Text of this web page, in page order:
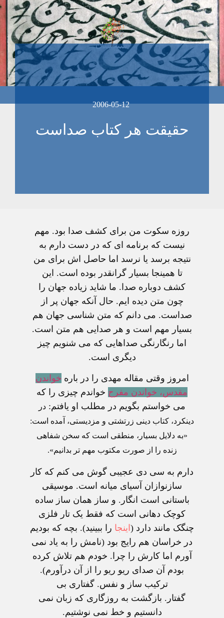
2006-05-12
حقيقت هر کتاب صداست
روزه سکوت من برای کشف صدا بود. مهم
نيست که برنامه ای که در دست دارم به
نتيجه برسد يا نرسد اما حاصل اش برای من
تا همينجا بسيار گرانقدر بوده است. اين
کشف دوباره صدا. ما شايد زياده جهان را
چون متن ديده ايم. حال آنکه جهان پر از
صداست. می دانم که متن شناسی جهان هم
بسيار مهم است و هر صدايی هم متن است.
اما رنگارنگی صداهايی که می شنويم چيز
ديگری است.
امروز وقتی مقاله مهدی را در باره خواندن
مقدس، خواندن مفرح خواندم چيزی را که
می خواستم بگويم در مطلب او يافتم: در
دينکرد، کتاب دينی زرتشتی و مزديستی، آمده است:
«به دلايل بسيار، منطقی است که سخن شفاهی
زنده را از صورت مکتوب مهم‌ تر بدانيم».
دارم به سی دی عجيبی گوش می کنم که کار
سازنوازان آسيای ميانه است. موسيقی
باستانی است انگار. و ساز همان ساز ساده
کوچک دهانی است که فقط يک تار فلزی
چنگک مانند دارد (اينجا را ببينيد). بچه که بوديم
در خراسان هم رايج بود (نامش را به ياد نمی
آورم اما کارش را چرا. خودم هم تلاش کرده
بودم آن صدای ريو ريو را از آن درآورم).
ترکيب ساز و نفس. گفتاری بی
گفتار. بازگشت به روزگاری که زبان نمی
دانستيم و خط نمی نوشتيم.